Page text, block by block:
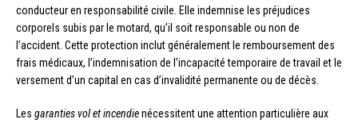
conducteur en responsabilité civile. Elle indemnise les préjudices
corporels subis par le motard, qu’il soit responsable ou non de
l’accident. Cette protection inclut généralement le remboursement des
frais médicaux, l’indemnisation de l’incapacité temporaire de travail et le
versement d’un capital en cas d’invalidité permanente ou de décès.
Les garanties vol et incendienécessitent une attention particulière aux